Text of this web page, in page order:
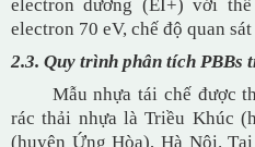
electron dương (EI+) với
electron 70 eV, chế độ quan
2.3. Quy trình phân tích PBBs
Mẫu nhựa tái chế được
rác thải nhựa là Triều Khúc
(huyện Ứng Hòa), Hà Nội.